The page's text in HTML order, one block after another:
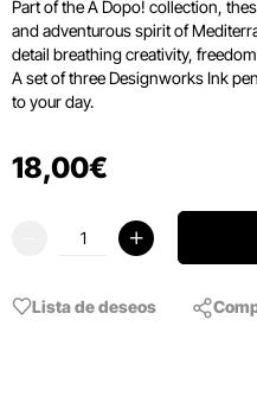
Part of the A Dopo! collection,
and adventurous spirit of
detail breathing creativity,
A set of three Designworks Ink
to your day.
18,00€
Lista de deseos